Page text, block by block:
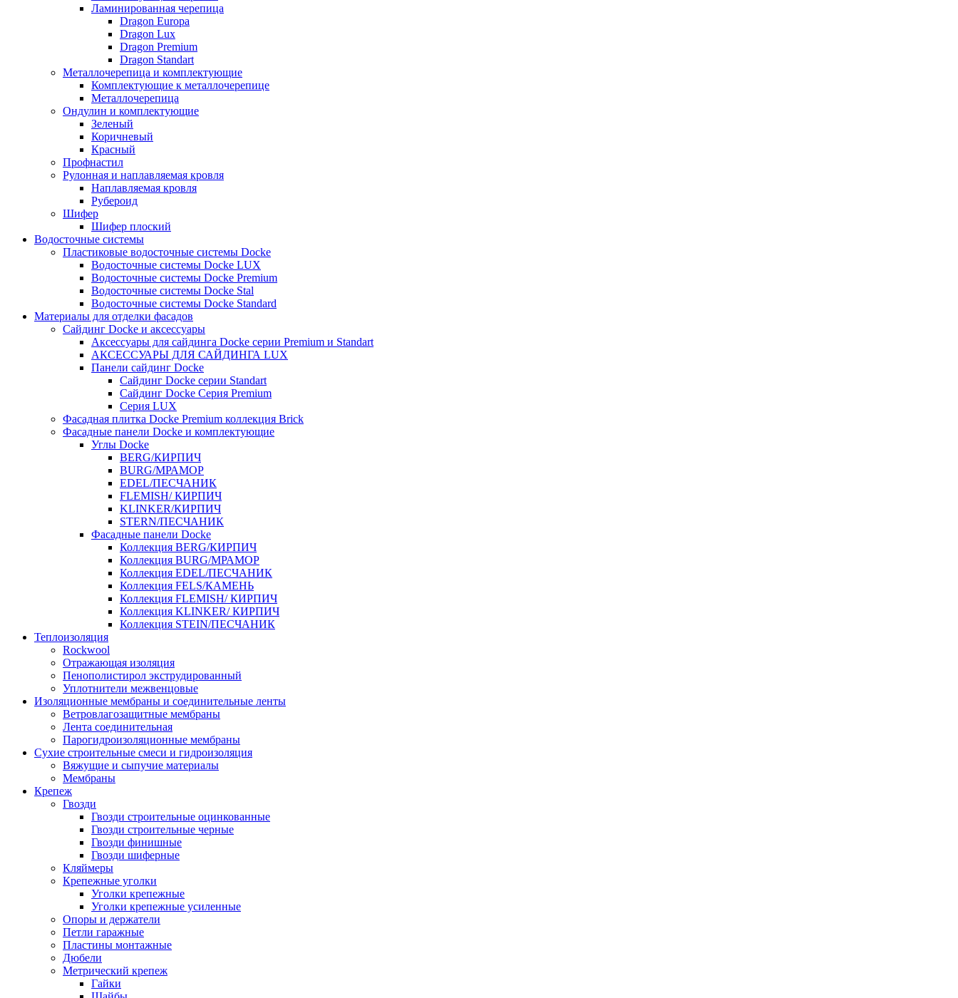
Ламинированная черепица
Dragon Europa
Dragon Lux
Dragon Premium
Dragon Standart
Металлочерепица и комплектующие
Комплектующие к металлочерепице
Металлочерепица
Ондулин и комплектующие
Зеленый
Коричневый
Красный
Профнастил
Рулонная и наплавляемая кровля
Наплавляемая кровля
Рубероид
Шифер
Шифер плоский
Водосточные системы
Пластиковые водосточные системы Docke
Водосточные системы Docke LUX
Водосточные системы Docke Premium
Водосточные системы Docke Stal
Водосточные системы Docke Standard
Материалы для отделки фасадов
Сайдинг Docke и аксессуары
Аксессуары для сайдинга Docke серии Premium и Standart
АКСЕССУАРЫ ДЛЯ САЙДИНГА LUX
Панели сайдинг Docke
Cайдинг Docke серии Standart
Сайдинг Docke Серия Premium
Серия LUX
Фасадная плитка Docke Premium коллекция Brick
Фасадные панели Docke и комплектующие
Углы Docke
BERG/КИРПИЧ
BURG/МРАМОР
EDEL/ПЕСЧАНИК
FLEMISH/ КИРПИЧ
KLINKER/КИРПИЧ
STERN/ПЕСЧАНИК
Фасадные панели Docke
Коллекция BERG/КИРПИЧ
Коллекция BURG/МРАМОР
Коллекция EDEL/ПЕСЧАНИК
Коллекция FELS/КАМЕНЬ
Коллекция FLEMISH/ КИРПИЧ
Коллекция KLINKER/ КИРПИЧ
Коллекция STEIN/ПЕСЧАНИК
Теплоизоляция
Rockwool
Отражающая изоляция
Пенополистирол экструдированный
Уплотнители межвенцовые
Изоляционные мембраны и соединительные ленты
Ветровлагозащитные мембраны
Лента соединительная
Парогидроизоляционные мембраны
Сухие строительные смеси и гидроизоляция
Вяжущие и сыпучие материалы
Мембраны
Крепеж
Гвозди
Гвозди строительные оцинкованные
Гвозди строительные черные
Гвозди финишные
Гвозди шиферные
Кляймеры
Крепежные уголки
Уголки крепежные
Уголки крепежные усиленные
Опоры и держатели
Петли гаражные
Пластины монтажные
Дюбели
Метрический крепеж
Гайки